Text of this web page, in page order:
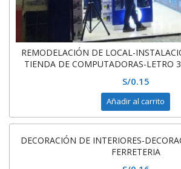
REMODELACIÓN DE LOCAL-
TIENDA DE COMPUTADORAS-LETRO
S/0.15
Añadir al carrito
DECORACIÓN DE INTERIORES-
FERRETERIA